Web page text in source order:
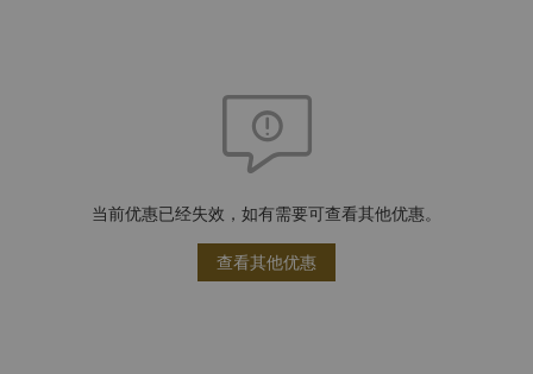
当前优惠已经失效，如有需要可查看其他优惠。
查看其他优惠